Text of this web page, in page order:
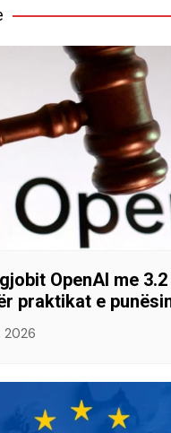
OpenAI me
praktikat e
2026